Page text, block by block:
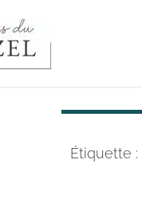
Séminaires
Étiquette :